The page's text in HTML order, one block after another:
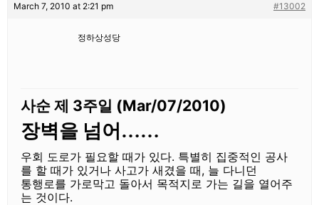
March 7, 2010 at 2:21 pm #13002
정하상성당
사순 제 3주일 (Mar/07/2010)
장벽을 넘어……
우회 도로가 필요할 때가 있다. 특별히 집중적인 공사
를 할 때가 있거나 사고가 새겼을 때, 늘 다니던
통행로를 가로막고 돌아서 목적지로 가는 길을 열어주
는 것이다.